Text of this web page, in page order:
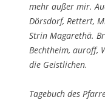
mehr außer mir.
Dörsdorf, Rettert,
Strin Magarethä.
Bechtheim, auroff,
die Geistlichen.
Tagebuch des